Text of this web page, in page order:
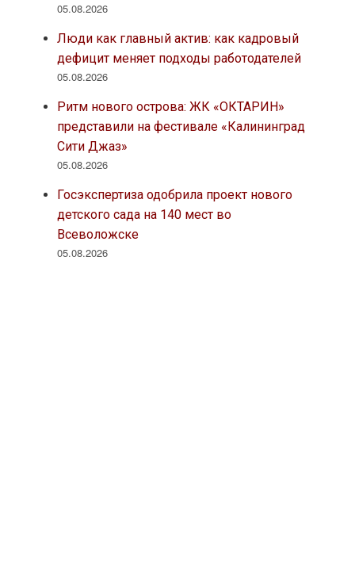
05.08.2026
Люди как главный актив: как кадровый
дефицит меняет подходы работодателей
05.08.2026
Ритм нового острова: ЖК «ОКТАРИН»
представили на фестивале «Калининград
Сити Джаз»
05.08.2026
Госэкспертиза одобрила проект нового
детского сада на 140 мест во
Всеволожске
05.08.2026